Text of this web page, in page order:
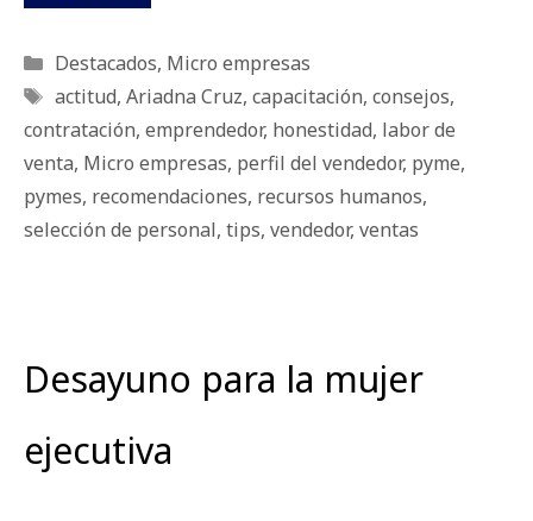
Categorías
Destacados, Micro empresas
Etiquetas
actitud, Ariadna Cruz, capacitación, consejos,
contratación, emprendedor, honestidad, labor de
venta, Micro empresas, perfil del vendedor, pyme,
pymes, recomendaciones, recursos humanos,
selección de personal, tips, vendedor, ventas
Desayuno para la mujer
ejecutiva